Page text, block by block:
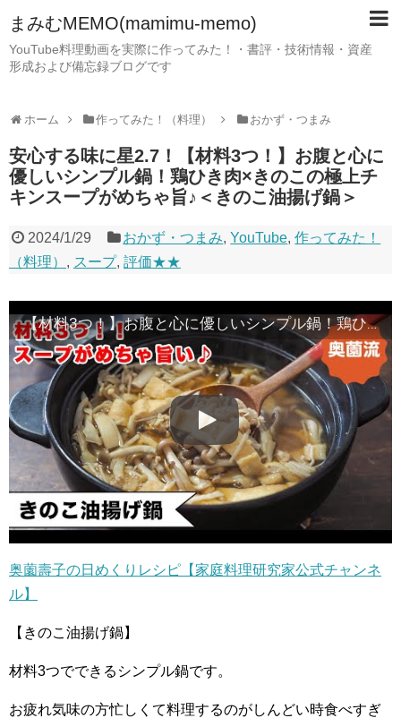
まみむMEMO(mamimu-memo)
YouTube料理動画を実際に作ってみた！・書評・技術情報・資産
形成および備忘録ブログです
ホーム 作ってみた！（料理） おかず・つまみ
安心する味に星2.7！【材料3つ！】お腹と心に
優しいシンプル鍋！鶏ひき肉×きのこの極上チ
キンスープがめちゃ旨♪＜きのこ油揚げ鍋＞
2024/1/29 おかず・つまみ,YouTube,作ってみた！
（料理） , スープ, 評価★★
【材料3つ！】お腹と心に優しいシンプル鍋！鶏ひき肉×きのこの極上チキンスープがめちゃ旨♪＜きのこ油揚げ鍋＞
奥薗壽子の日めくりレシピ【家庭料理研究家公式チャンネ
ル】
【きのこ油揚げ鍋】
材料3つでできるシンプル鍋です。
お疲れ気味の方忙しくて料理するのがしんどい時食べすぎ